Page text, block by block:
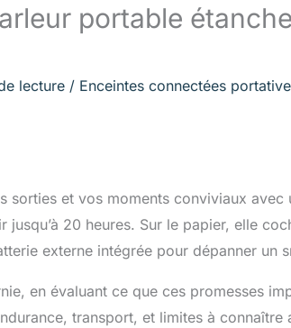
portable
lecture / Enceintes connectées
sorties et vos moments conviviaux avec
20 heures. Sur le papier, elle
externe intégrée pour dépanner un
en évaluant ce que ces promesses
transport, et limites à